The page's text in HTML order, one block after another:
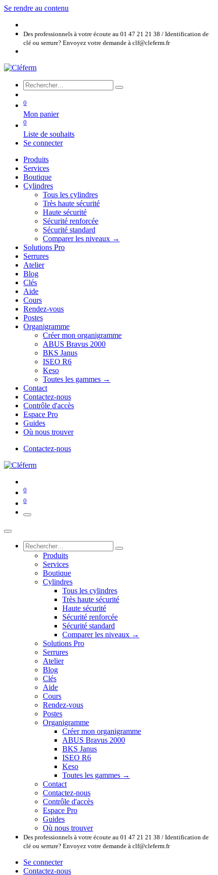
Se rendre au contenu
Des professionnels à votre écoute au 01 47 21 21 38 / Identification de
clé ou serrure? Envoyez votre demande à clf@cleferm.fr
0
Mon panier
0
Liste de souhaits
Se connecter
Produits
Services
Boutique
Cylindres
Tous les cylindres
Très haute sécurité
Haute sécurité
Sécurité renforcée
Sécurité standard
Comparer les niveaux →
Solutions Pro
Serrures
Atelier
Blog
Clés
Aide
Cours
Rendez-vous
Postes
Organigramme
Créer mon organigramme
ABUS Bravus 2000
BKS Janus
ISEO R6
Keso
Toutes les gammes →
Contact
Contactez-nous
Contrôle d'accès
Espace Pro
Guides
Où nous trouver
Contactez-nous
0
0
Produits
Services
Boutique
Cylindres
Tous les cylindres
Très haute sécurité
Haute sécurité
Sécurité renforcée
Sécurité standard
Comparer les niveaux →
Solutions Pro
Serrures
Atelier
Blog
Clés
Aide
Cours
Rendez-vous
Postes
Organigramme
Créer mon organigramme
ABUS Bravus 2000
BKS Janus
ISEO R6
Keso
Toutes les gammes →
Contact
Contactez-nous
Contrôle d'accès
Espace Pro
Guides
Où nous trouver
Des professionnels à votre écoute au 01 47 21 21 38 / Identification de
clé ou serrure? Envoyez votre demande à clf@cleferm.fr
Se connecter
Contactez-nous